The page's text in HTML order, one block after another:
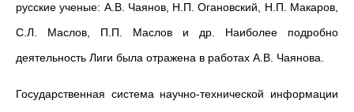
русские ученые: А.В. Чаянов, Н.П. Огановский, Н.П. Макаров,
С.Л. Маслов, П.П. Маслов и др. Наиболее подробно
деятельность Лиги была отражена в работах А.В. Чаянова.
Государственная система научно-технической информации